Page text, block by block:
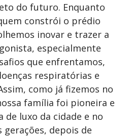
do futuro. Enquanto
constrói o prédio
inovar e trazer a
especialmente
que enfrentamos,
respiratórias e
como já fizemos no
família foi pioneira e
de luxo da cidade e no
gerações, depois de